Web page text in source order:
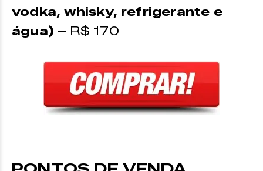
vodka, whisky, refrigerante e
água) – R$ 170